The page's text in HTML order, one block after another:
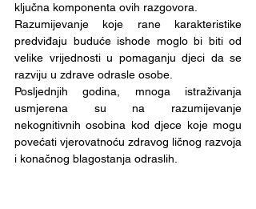
ključna komponenta ovih razgovora.
Razumijevanje koje rane karakteristike
predviđaju buduće ishode moglo bi biti od
velike vrijednosti u pomaganju djeci da se
razviju u zdrave odrasle osobe.
Posljednjih godina, mnoga istraživanja
usmjerena su na razumijevanje
nekognitivnih osobina kod djece koje mogu
povećati vjerovatnoću zdravog ličnog razvoja
i konačnog blagostanja odraslih.